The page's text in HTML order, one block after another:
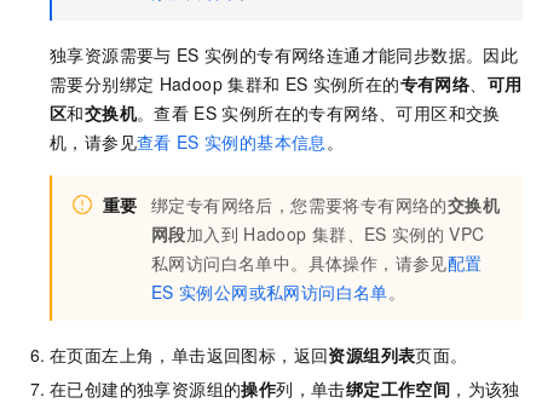
独享资源需要与 ES 实例的专有网络连通才能同步数据。因此
需要分别绑定 Hadoop 集群和 ES 实例所在的专有网络、 可用
区和交换机。查看 ES 实例所在的专有网络、可用区和交换
机，请参见查看 ES 实例的基本信息。
重要 绑定专有网络后，您需要将专有网络的交换机
网段加入到 Hadoop 集群、ES 实例的 VPC
私网访问白名单中。具体操作，请参见配置
ES 实例公网或私网访问白名单。
在页面左上角，单击返回图标，返回资源组列表页面。
在已创建的独享资源组的操作列，单击绑定工作空间 ，为该独